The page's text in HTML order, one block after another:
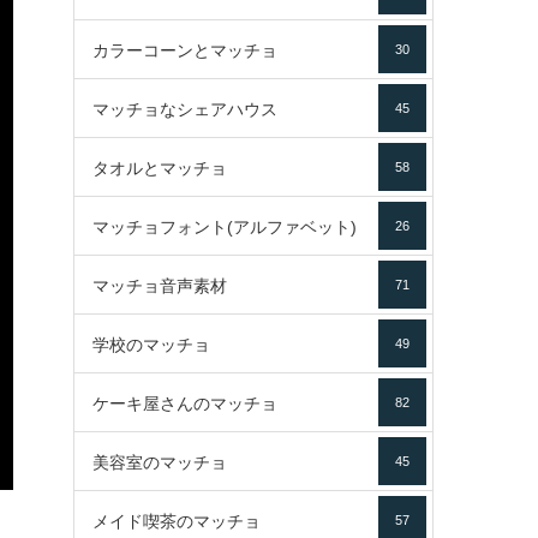
カラーコーンとマッチョ 30
マッチョなシェアハウス 45
タオルとマッチョ 58
マッチョフォント(アルファベット) 26
マッチョ音声素材 71
学校のマッチョ 49
ケーキ屋さんのマッチョ 82
美容室のマッチョ 45
メイド喫茶のマッチョ 57